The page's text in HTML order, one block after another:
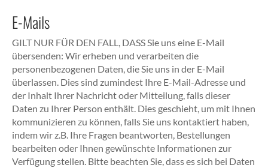
E-Mails
GILT NUR FÜR DEN FALL, DASS Sie uns eine E-Mail
übersenden: Wir erheben und verarbeiten die
personenbezogenen Daten, die Sie uns in der E-Mail
überlassen. Dies sind zumindest Ihre E-Mail-Adresse und
der Inhalt Ihrer Nachricht oder Mitteilung, falls dieser
Daten zu Ihrer Person enthält. Dies geschieht, um mit Ihnen
kommunizieren zu können, falls Sie uns kontaktiert haben,
indem wir z.B. Ihre Fragen beantworten, Bestellungen
bearbeiten oder Ihnen gewünschte Informationen zur
Verfügung stellen. Bitte beachten Sie, dass es sich bei Daten